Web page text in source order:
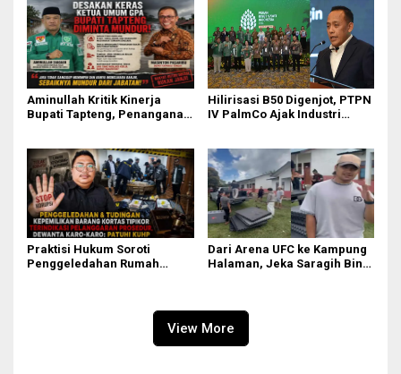
Aminullah Kritik Kinerja
Bupati Tapteng, Penanganan
Hilirisasi B50 Digenjot, PTPN
IV PalmCo Ajak Industri
Praktisi Hukum Soroti
Penggeledahan Rumah
Dari Arena UFC ke Kampung
Halaman, Jeka Saragih Bina
View More